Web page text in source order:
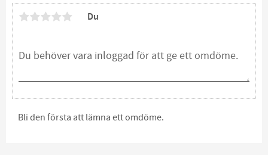
Du
Bli den första att lämna ett omdöme.